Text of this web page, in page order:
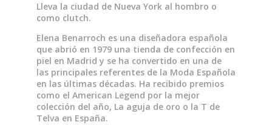
Lleva la ciudad de Nueva York al hombro o
como clutch.
Elena Benarroch es una diseñadora española
que abrió en 1979 una tienda de confección en
piel en Madrid y se ha convertido en una de
las principales referentes de la Moda Española
en las últimas décadas. Ha recibido premios
como el American Legend por la mejor
colección del año, La aguja de oro o la T de
Telva en España.